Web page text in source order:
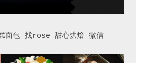
面包 找rose 甜心烘焙 微信